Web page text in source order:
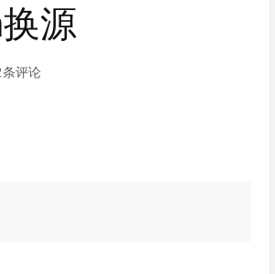
源
条评论